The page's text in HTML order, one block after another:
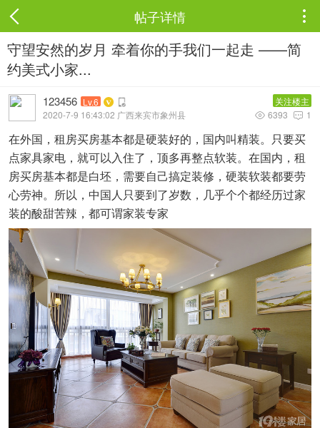
帖子详情 
守望安然的岁月 牵着你的手我们一起走 ——简
约美式小家...
123456 Lv.6
关注楼主
2020-7-9 16:43:02 广西来宾市象州县
 1
 6393
在外国，租房买房基本都是硬装好的，国内叫精装。只要买
点家具家电，就可以入住了，顶多再整点软装。在国内，租
房买房基本都是白坯，需要自己搞定装修，硬装软装都要劳
心劳神。所以，中国人只要到了岁数，几乎个个都经历过家
装的酸甜苦辣，都可谓家装专家